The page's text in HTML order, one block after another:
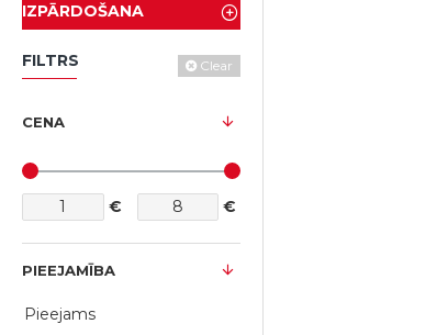
IZPĀRDOŠANA
FILTRS Clear
CENA
€ €
PIEEJAMĪBA
Pieejams